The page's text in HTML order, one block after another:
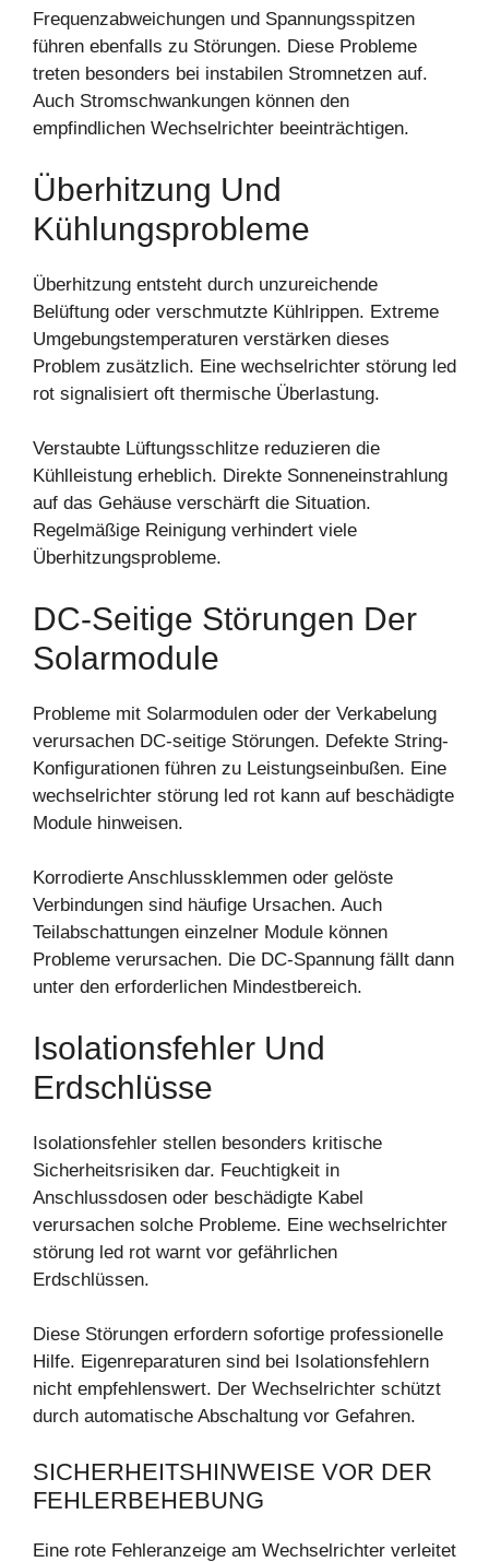
Frequenzabweichungen und Spannungsspitzen
führen ebenfalls zu Störungen. Diese Probleme
treten besonders bei instabilen Stromnetzen auf.
Auch Stromschwankungen können den
empfindlichen Wechselrichter beeinträchtigen.
Überhitzung Und
Kühlungsprobleme
Überhitzung entsteht durch unzureichende
Belüftung oder verschmutzte Kühlrippen. Extreme
Umgebungstemperaturen verstärken dieses
Problem zusätzlich. Eine wechselrichter störung led
rot signalisiert oft thermische Überlastung.
Verstaubte Lüftungsschlitze reduzieren die
Kühlleistung erheblich. Direkte Sonneneinstrahlung
auf das Gehäuse verschärft die Situation.
Regelmäßige Reinigung verhindert viele
Überhitzungsprobleme.
DC-Seitige Störungen Der
Solarmodule
Probleme mit Solarmodulen oder der Verkabelung
verursachen DC-seitige Störungen. Defekte String-
Konfigurationen führen zu Leistungseinbußen. Eine
wechselrichter störung led rot kann auf beschädigte
Module hinweisen.
Korrodierte Anschlussklemmen oder gelöste
Verbindungen sind häufige Ursachen. Auch
Teilabschattungen einzelner Module können
Probleme verursachen. Die DC-Spannung fällt dann
unter den erforderlichen Mindestbereich.
Isolationsfehler Und
Erdschlüsse
Isolationsfehler stellen besonders kritische
Sicherheitsrisiken dar. Feuchtigkeit in
Anschlussdosen oder beschädigte Kabel
verursachen solche Probleme. Eine wechselrichter
störung led rot warnt vor gefährlichen
Erdschlüssen.
Diese Störungen erfordern sofortige professionelle
Hilfe. Eigenreparaturen sind bei Isolationsfehlern
nicht empfehlenswert. Der Wechselrichter schützt
durch automatische Abschaltung vor Gefahren.
SICHERHEITSHINWEISE VOR DER
FEHLERBEHEBUNG
Eine rote Fehleranzeige am Wechselrichter verleitet